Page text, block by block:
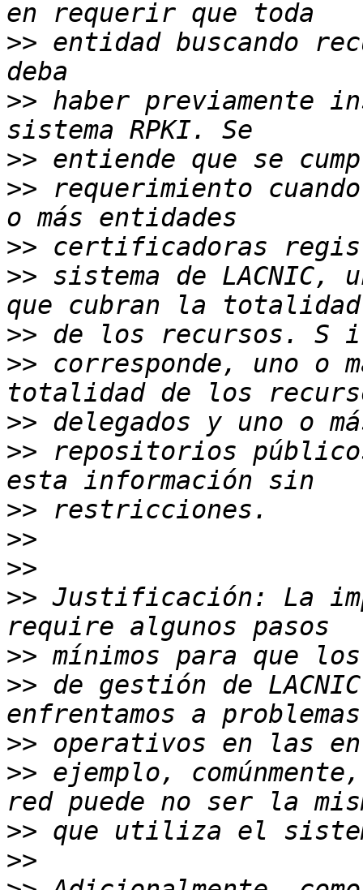
>> entidad buscando
>> haber previamente
>>
>> requerimiento
>>
>> sistema de LACNIC,
>>
>> corresponde, uno o
>>
>> repositorios
>>
>>
>>
>> Justificación: La
>>
>> de gestión de
>>
>> ejemplo,
>>
>>